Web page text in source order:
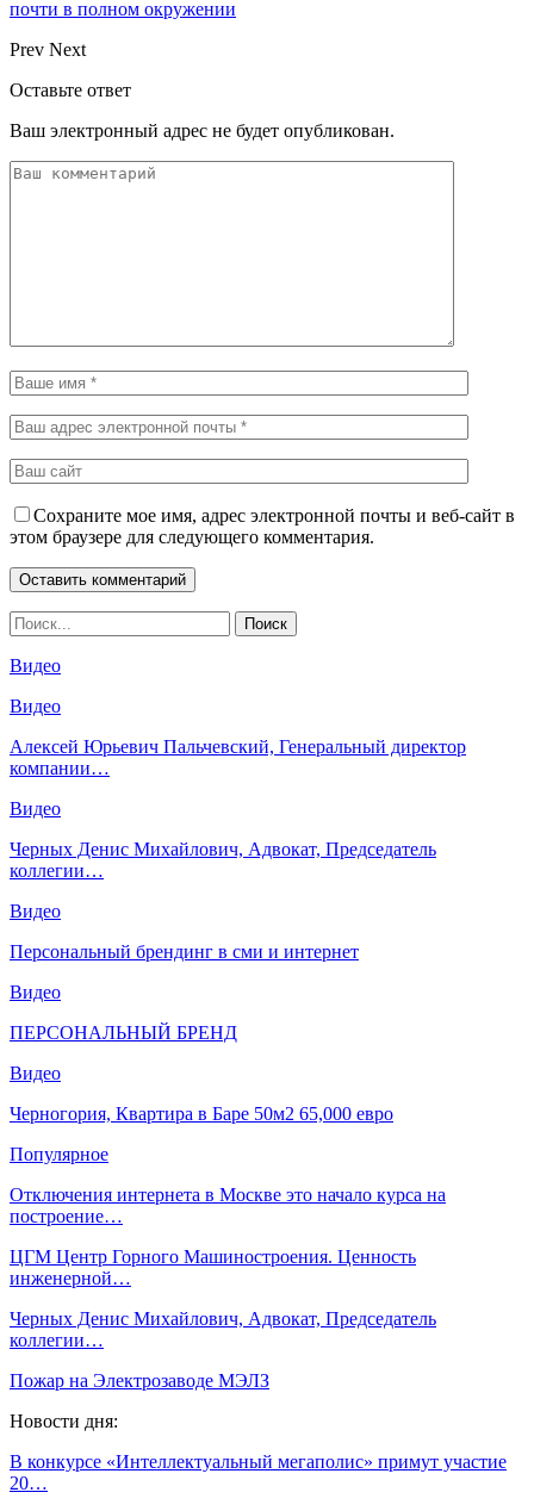
почти в полном окружении
Prev Next
Оставьте ответ
Ваш электронный адрес не будет опубликован.
Сохраните мое имя, адрес электронной почты и веб-сайт в
этом браузере для следующего комментария.
Видео
Видео
Алексей Юрьевич Пальчевский, Генеральный директор
компании…
Видео
Черных Денис Михайлович, Адвокат, Председатель
коллегии…
Видео
Персональный брендинг в сми и интернет
Видео
ПЕРСОНАЛЬНЫЙ БРЕНД
Видео
Черногория, Квартира в Баре 50м2 65,000 евро
Популярное
Отключения интернета в Москве это начало курса на
построение…
ЦГМ Центр Горного Машиностроения. Ценность
инженерной…
Черных Денис Михайлович, Адвокат, Председатель
коллегии…
Пожар на Электрозаводе МЭЛЗ
Новости дня:
В конкурсе «Интеллектуальный мегаполис» примут участие
20…